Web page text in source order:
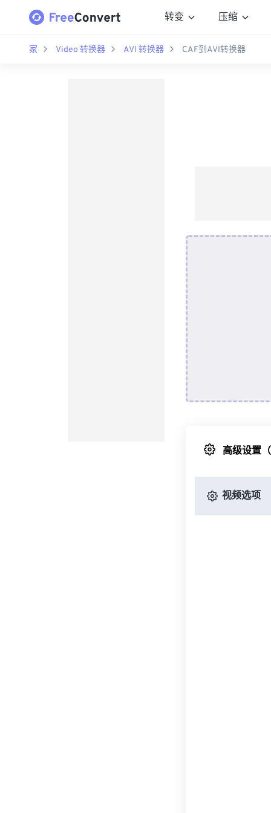
转变 压缩
家 Video 转换器 AVI 转换器 CAF到AVI转换器
高级设置
视频选项